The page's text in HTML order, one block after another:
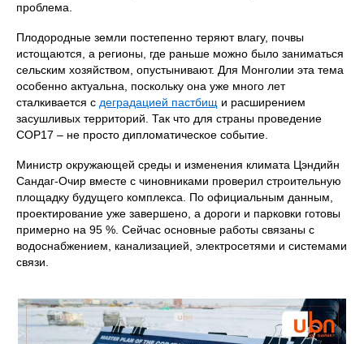
проблема.
Плодородные земли постепенно теряют влагу, почвы
истощаются, а регионы, где раньше можно было заниматься
сельским хозяйством, опустынивают. Для Монголии эта тема
особенно актуальна, поскольку она уже много лет
сталкивается с деградацией пастбищ и расширением
засушливых территорий. Так что для страны проведение
COP17 – не просто дипломатическое событие.
Министр окружающей среды и изменения климата Цэндийн
Сандаг-Очир вместе с чиновниками проверил строительную
площадку будущего комплекса. По официальным данным,
проектирование уже завершено, а дороги и парковки готовы
примерно на 95 %. Сейчас основные работы связаны с
водоснабжением, канализацией, электросетями и системами
связи.